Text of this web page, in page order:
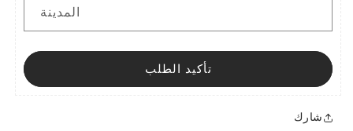
المدينة
تأكيد الطلب
شارك